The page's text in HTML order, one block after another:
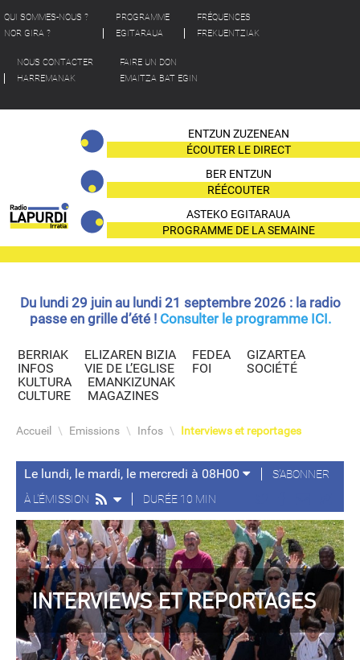
QUI SOMMES-NOUS ?
NOR GIRA ?
PROGRAMME
EGITARAUA
FRÉQUENCES
FREKUENTZIAK
NOUS CONTACTER
HARREMANAK
FAIRE UN DON
EMAITZA BAT EGIN
ENTZUN ZUZENEAN
ÉCOUTER LE DIRECT
BER ENTZUN
RÉÉCOUTER
ASTEKO EGITARAUA
PROGRAMME DE LA SEMAINE
Du lundi 29 juin au lundi 21 septembre 2026 : la radio
passe en grille d’été ! Consulter le programme ICI.
BERRIAK
INFOS
ELIZAREN BIZIA
VIE DE L’EGLISE
FEDEA
FOI
GIZARTEA
SOCIÉTÉ
KULTURA
CULTURE
EMANKIZUNAK
MAGAZINES
Accueil \ Emissions \ Infos \ Interviews et reportages
Le lundi, le mardi, le mercredi à 08H00
S'ABONNER
À L'ÉMISSION
DURÉE 10 MIN
INTERVIEWS ET REPORTAGES